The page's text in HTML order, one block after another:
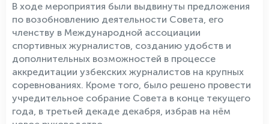
В ходе мероприятия были выдвинуты предложения
по возобновлению деятельности Совета, его
членству в Международной ассоциации
спортивных журналистов, созданию удобств и
дополнительных возможностей в процессе
аккредитации узбекских журналистов на крупных
соревнованиях. Кроме того, было решено провести
учредительное собрание Совета в конце текущего
года, в третьей декаде декабря, избрав на нём